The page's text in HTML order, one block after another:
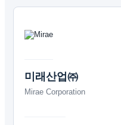
미래산업㈜
Mirae Corporation